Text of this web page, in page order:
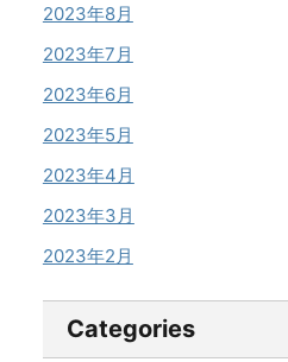
2023年8月
2023年7月
2023年6月
2023年5月
2023年4月
2023年3月
2023年2月
Categories